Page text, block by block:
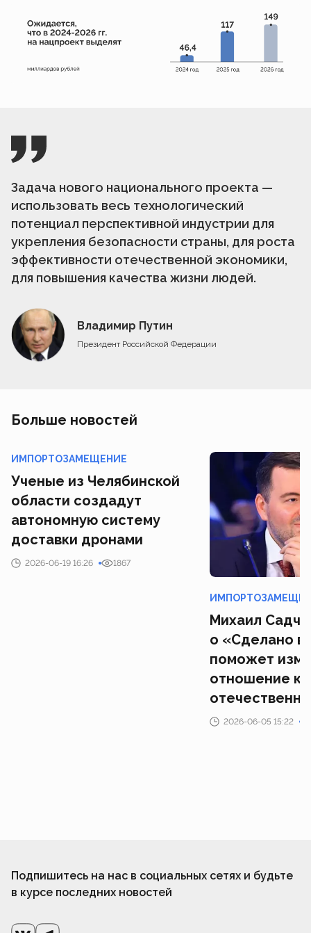
Задача нового национального проекта —
использовать весь технологический
потенциал перспективной индустрии для
укрепления безопасности страны, для роста
эффективности отечественной экономики,
для повышения качества жизни людей.
Владимир Путин
Президент Российской Федерации
Больше новостей
ИМПОРТОЗАМЕЩЕНИЕ
Ученые из Челябинской
области создадут
автономную систему
доставки дронами
2026-06-19 16:26 1867
Михаил
о «Сделано в
поможет
отношение к
2026-06-05 15:22
Подпишитесь на нас в социальных сетях и будьте
в курсе последних новостей